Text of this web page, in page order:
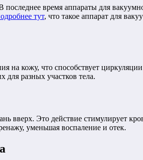
последнее время аппараты для
тут, что такое аппарат для
на кожу, что способствует
для разных участков тела.
Это действие стимулирует
уменьшая воспаление и отек.